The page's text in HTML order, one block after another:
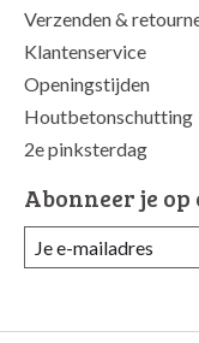
Verzenden &
Klantenservice
Openingstijden
Houtbetonschutting
2e pinksterdag
Abonneer je